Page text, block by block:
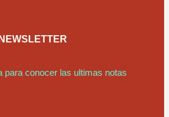
para conocer las ultimas notas